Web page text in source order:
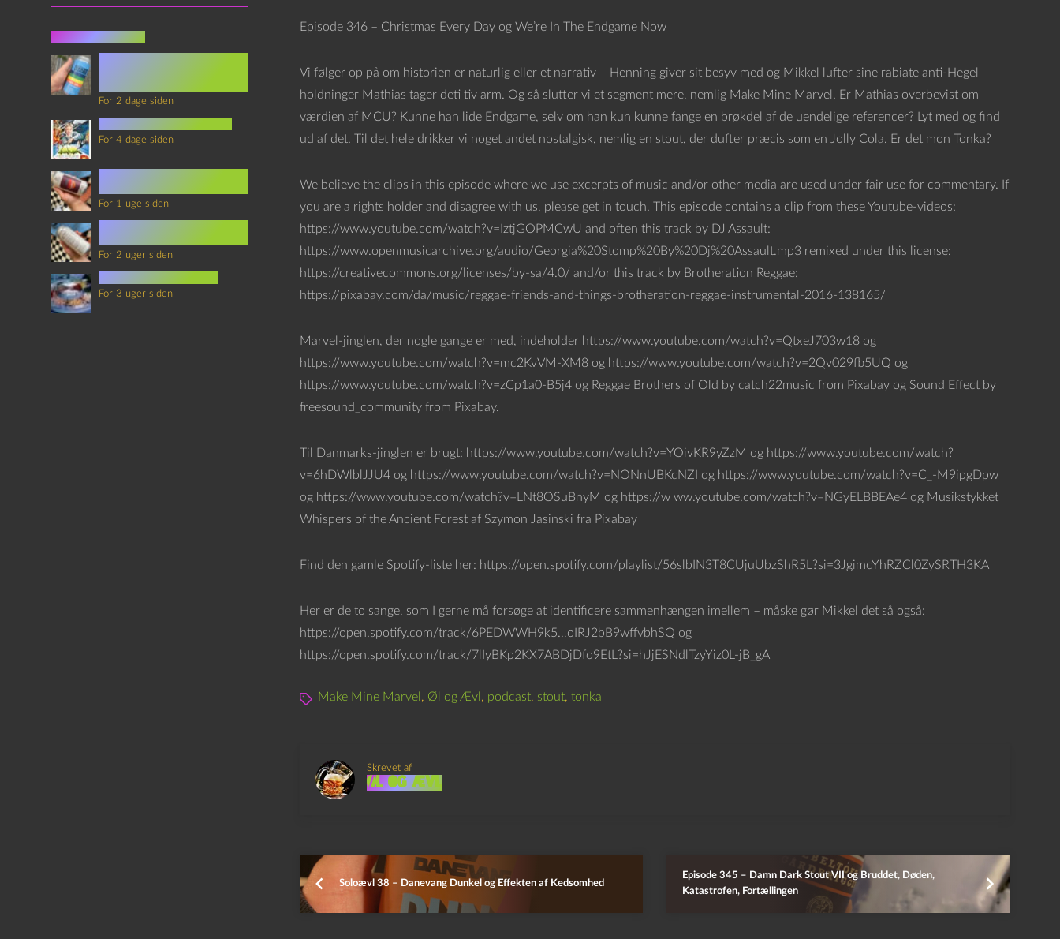
Episode 346 – Christmas Every Day og We’re In The Endgame Now
Vi følger op på om historien er naturlig eller et narrativ – Henning giver sit besyv med og Mikkel lufter sine rabiate anti-Hegel
holdninger Mathias tager deti tiv arm. Og så slutter vi et segment mere, nemlig Make Mine Marvel. Er Mathias overbevist om
værdien af MCU? Kunne han lide Endgame, selv om han kun kunne fange en brøkdel af de uendelige referencer? Lyt med og find
ud af det. Til det hele drikker vi noget andet nostalgisk, nemlig en stout, der dufter præcis som en Jolly Cola. Er det mon Tonka?
We believe the clips in this episode where we use excerpts of music and/or other media are used under fair use for commentary. If
you are a rights holder and disagree with us, please get in touch. This episode contains a clip from these Youtube-videos:
https://www.youtube.com/watch?v=IztjGOPMCwU and often this track by DJ Assault:
https://www.openmusicarchive.org/audio/Georgia%20Stomp%20By%20Dj%20Assault.mp3 remixed under this license:
https://creativecommons.org/licenses/by-sa/4.0/ and/or this track by Brotheration Reggae:
https://pixabay.com/da/music/reggae-friends-and-things-brotheration-reggae-instrumental-2016-138165/
Marvel-jinglen, der nogle gange er med, indeholder https://www.youtube.com/watch?v=QtxeJ703w18 og
https://www.youtube.com/watch?v=mc2KvVM-XM8 og https://www.youtube.com/watch?v=2Qv029fb5UQ og
https://www.youtube.com/watch?v=zCp1a0-B5j4 og Reggae Brothers of Old by catch22music from Pixabay og Sound Effect by
freesound_community from Pixabay.
Til Danmarks-jinglen er brugt: https://www.youtube.com/watch?v=YOivKR9yZzM og https://www.youtube.com/watch?
v=6hDWlblJJU4 og https://www.youtube.com/watch?v=NONnUBKcNZI og https://www.youtube.com/watch?v=C_-M9ipgDpw
og https://www.youtube.com/watch?v=LNt8OSuBnyM og https://w ww.youtube.com/watch?v=NGyELBBEAe4 og Musikstykket
Whispers of the Ancient Forest af Szymon Jasinski fra Pixabay
Find den gamle Spotify-liste her: https://open.spotify.com/playlist/56slbIN3T8CUjuUbzShR5L?si=3JgimcYhRZCl0ZySRTH3KA
Her er de to sange, som I gerne må forsøge at identificere sammenhængen imellem – måske gør Mikkel det så også:
https://open.spotify.com/track/6PEDWWH9k5…oIRJ2bB9wffvbhSQ og
https://open.spotify.com/track/7lIyBKp2KX7ABDjDfo9EtL?si=hJjESNdlTzyYiz0L-jB_gA
Make Mine Marvel , Øl og Ævl , podcast, stout, tonka
Skrevet af
Øl og Ævl
Soloævl 38 – Danevang Dunkel og Effekten af Kedsomhed
Episode 345 – Damn Dark Stout VII og Bruddet, Døden,
Katastrofen, Fortællingen
For 2 dage siden
For 4 dage siden
For 1 uge siden
For 2 uger siden
For 3 uger siden